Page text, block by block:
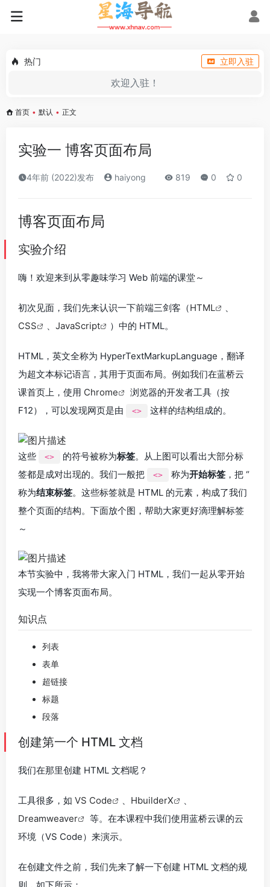
热门 立即入驻
欢迎入驻！
首页 • 默认 • 正文
实验一 博客页面布局
4年前 (2022)发布 haiyong 819 0 0
博客页面布局
实验介绍
嗨！欢迎来到从零趣味学习 Web 前端的课堂～
初次见面，我们先来认识一下前端三剑客（HTML
、
CSS
、 JavaScript ）中的 HTML。
HTML，英文全称为 HyperTextMarkupLanguage，翻译
为超文本标记语言，其用于页面布局。例如我们在蓝桥云
课首页上，使用 Chrome
浏览器的开发者工具（按
F12），可以发现网页是由
<> 这样的结构组成的。
这些 <> 的符号被称为标签。从上图可以看出大部分标
签都是成对出现的。我们一般把
<> 称为开始标签 ，把 “
称为结束标签。这些标签就是 HTML 的元素，构成了我们
整个页面的结构。下面放个图，帮助大家更好滴理解标签
～
本节实验中，我将带大家入门 HTML，我们一起从零开始
实现一个博客页面布局。
知识点
列表
表单
超链接
标题
段落
创建第一个 HTML 文档
我们在那里创建 HTML 文档呢？
工具很多，如 VS Code 、 HbuilderX
、
Dreamweaver
等。在本课程中我们使用蓝桥云课的云
环境（VS Code）来演示。
在创建文件之前，我们先来了解一下创建 HTML 文档的规